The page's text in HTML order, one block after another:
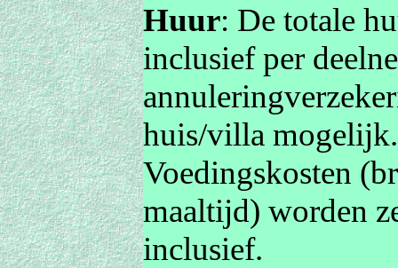
Huur: De totale
inclusief per
huis/villa
Voedingskosten
maaltijd) worden
inclusief.